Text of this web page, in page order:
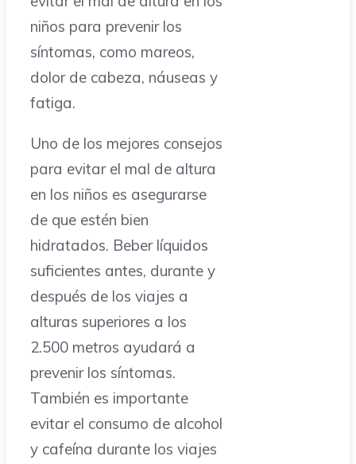
niños para prevenir los
síntomas, como mareos,
dolor de cabeza, náuseas y
fatiga.
Uno de los mejores consejos
para evitar el mal de altura
en los niños es asegurarse
de que estén bien
hidratados. Beber líquidos
suficientes antes, durante y
después de los viajes a
alturas superiores a los
2.500 metros ayudará a
prevenir los síntomas.
También es importante
evitar el consumo de alcohol
y cafeína durante los viajes